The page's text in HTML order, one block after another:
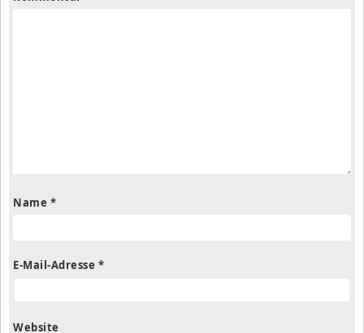
Name *
E-Mail-Adresse *
Website